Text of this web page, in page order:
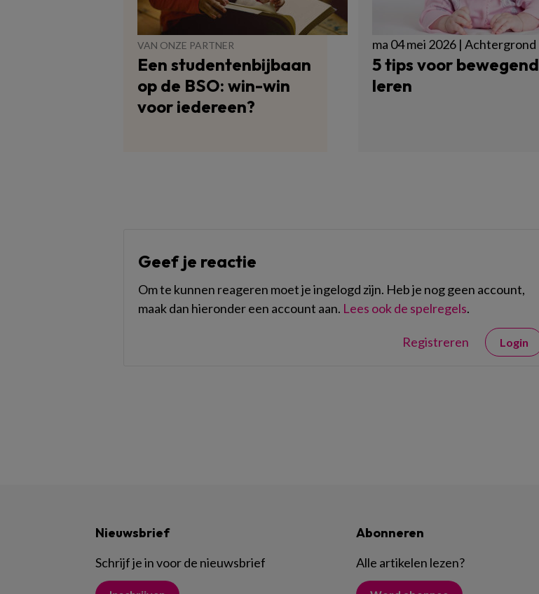
VAN ONZE PARTNER
Een studentenbijbaan
op de BSO: win-win
voor iedereen?
ma 04 mei 2026 | Achtergrond
5 tips voor bewegend
leren
Geef je reactie
Om te kunnen reageren moet je ingelogd zijn. Heb je nog geen account,
maak dan hieronder een account aan. Lees ook de spelregels.
Registreren Login
Nieuwsbrief
Schrijf je in voor de nieuwsbrief
Abonneren
Alle artikelen lezen?